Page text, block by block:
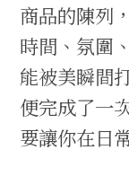
商品的陳列
時間、氛圍
能被美瞬間
便完成了一
要讓你在日